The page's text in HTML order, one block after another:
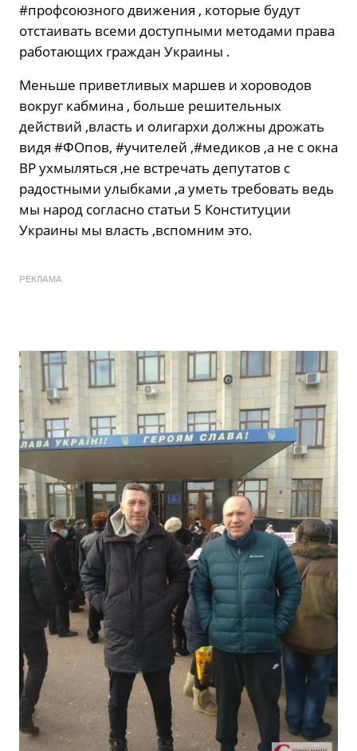
#профсоюзного движения , которые будут
отстаивать всеми доступными методами права
работающих граждан Украины .
Меньше приветливых маршев и хороводов
вокруг кабмина , больше решительных
действий ,власть и олигархи должны дрожать
видя #ФОпов, #учителей ,#медиков ,а не с окна
ВР ухмыляться ,не встречать депутатов с
радостными улыбками ,а уметь требовать ведь
мы народ согласно статьи 5 Конституции
Украины мы власть ,вспомним это.
РЕКЛАМА